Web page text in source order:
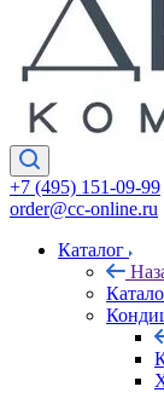
+7 (495) 151-09-99
order@cc-online.ru
Каталог